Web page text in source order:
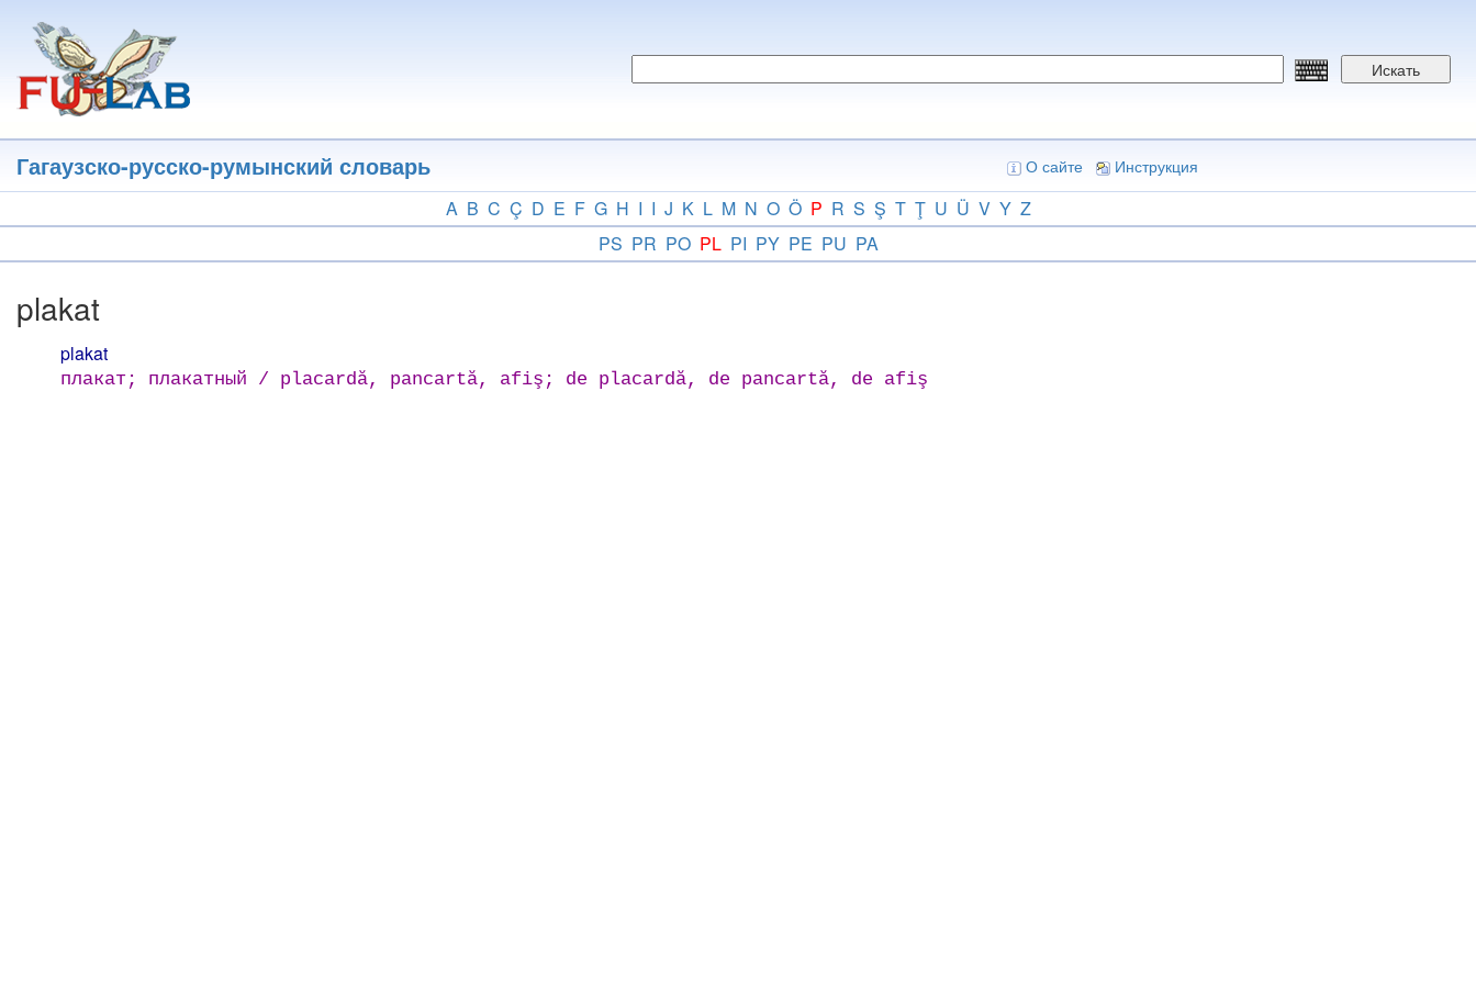
основному
содержанию
Искать
Гагаузско-русско-румынский словарь О сайте Инструкция
A B C Ç D E F G H I I J K L M N O Ö P R S Ş T Ţ U Ü V Y Z
PS PR PO PL PI PY PE PU PA
plakat
plakat
плакат; плакатный / placardă, pancartă, afiş; de placardă, de pancartă, de afiş